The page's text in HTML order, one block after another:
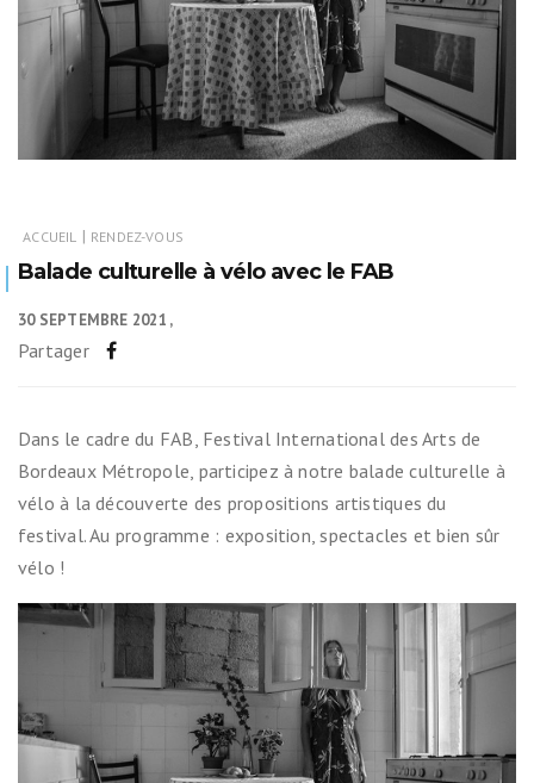
ACCUEIL | RENDEZ-VOUS
Balade culturelle à vélo avec le FAB
30 SEPTEMBRE 2021
Partager
Dans le cadre du FAB, Festival International des Arts de
Bordeaux Métropole, participez à notre balade culturelle à
vélo à la découverte des propositions artistiques du
festival. Au programme : exposition, spectacles et bien sûr
vélo !